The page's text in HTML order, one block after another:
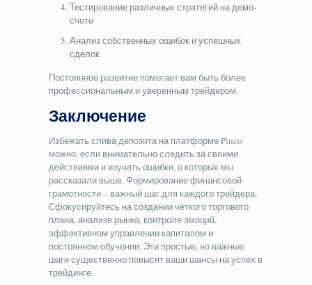
Тестирование различных стратегий на демо-
счете
Анализ собственных ошибок и успешных
сделок
Постоянное развитие помогает вам быть более
профессиональным и уверенным трейдером.
Заключение
Избежать слива депозита на платформе Pinco
можно, если внимательно следить за своими
действиями и изучать ошибки, о которых мы
рассказали выше. Формирование финансовой
грамотности – важный шаг для каждого трейдера.
Сфокусируйтесь на создании четкого торгового
плана, анализе рынка, контроле эмоций,
эффективном управлении капиталом и
постоянном обучении. Эти простые, но важные
шаги существенно повысят ваши шансы на успех в
трейдинге.